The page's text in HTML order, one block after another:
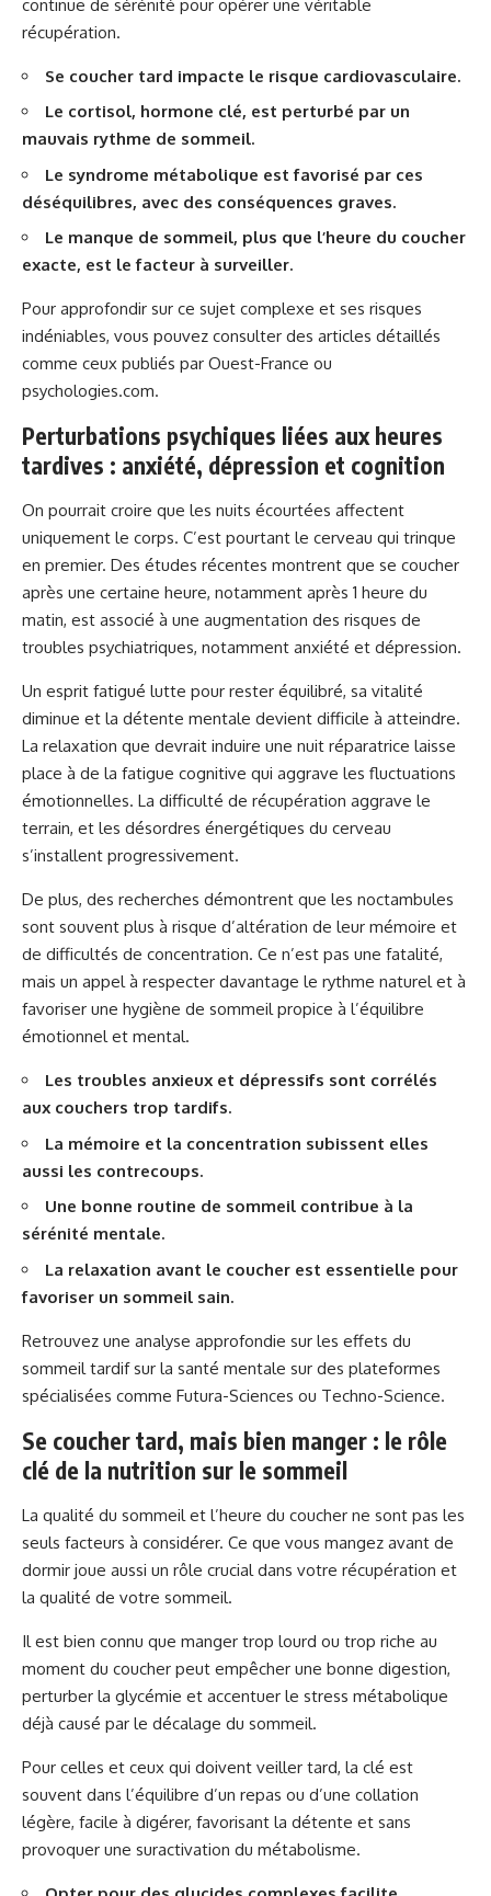
continue de sérénité pour opérer une véritable
récupération.
Se coucher tard impacte le risque cardiovasculaire.
Le cortisol, hormone clé, est perturbé par un
mauvais rythme de sommeil.
Le syndrome métabolique est favorisé par ces
déséquilibres, avec des conséquences graves.
Le manque de sommeil, plus que l’heure du coucher
exacte, est le facteur à surveiller.
Pour approfondir sur ce sujet complexe et ses risques
indéniables, vous pouvez consulter des articles détaillés
comme ceux publiés par Ouest-France ou
psychologies.com.
Perturbations psychiques liées aux heures
tardives : anxiété, dépression et cognition
On pourrait croire que les nuits écourtées affectent
uniquement le corps. C’est pourtant le cerveau qui trinque
en premier. Des études récentes montrent que se coucher
après une certaine heure, notamment après 1 heure du
matin, est associé à une augmentation des risques de
troubles psychiatriques, notamment anxiété et dépression.
Un esprit fatigué lutte pour rester équilibré, sa vitalité
diminue et la détente mentale devient difficile à atteindre.
La relaxation que devrait induire une nuit réparatrice laisse
place à de la fatigue cognitive qui aggrave les fluctuations
émotionnelles. La difficulté de récupération aggrave le
terrain, et les désordres énergétiques du cerveau
s’installent progressivement.
De plus, des recherches démontrent que les noctambules
sont souvent plus à risque d’altération de leur mémoire et
de difficultés de concentration. Ce n’est pas une fatalité,
mais un appel à respecter davantage le rythme naturel et à
favoriser une hygiène de sommeil propice à l’équilibre
émotionnel et mental.
Les troubles anxieux et dépressifs sont corrélés
aux couchers trop tardifs.
La mémoire et la concentration subissent elles
aussi les contrecoups.
Une bonne routine de sommeil contribue à la
sérénité mentale.
La relaxation avant le coucher est essentielle pour
favoriser un sommeil sain.
Retrouvez une analyse approfondie sur les effets du
sommeil tardif sur la santé mentale sur des plateformes
spécialisées comme Futura-Sciences ou Techno-Science.
Se coucher tard, mais bien manger : le rôle
clé de la nutrition sur le sommeil
La qualité du sommeil et l’heure du coucher ne sont pas les
seuls facteurs à considérer. Ce que vous mangez avant de
dormir joue aussi un rôle crucial dans votre récupération et
la qualité de votre sommeil.
Il est bien connu que manger trop lourd ou trop riche au
moment du coucher peut empêcher une bonne digestion,
perturber la glycémie et accentuer le stress métabolique
déjà causé par le décalage du sommeil.
Pour celles et ceux qui doivent veiller tard, la clé est
souvent dans l’équilibre d’un repas ou d’une collation
légère, facile à digérer, favorisant la détente et sans
provoquer une suractivation du métabolisme.